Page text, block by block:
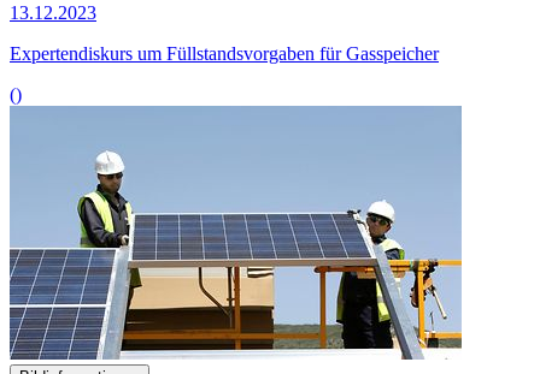
13.12.2023
Expertendiskurs um Füllstandsvorgaben für Gasspeicher
()